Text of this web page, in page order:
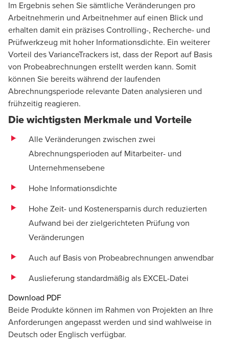
Im Ergebnis sehen Sie sämtliche Veränderungen pro
Arbeitnehmerin und Arbeitnehmer auf einen Blick und
erhalten damit ein präzises Controlling-, Recherche- und
Prüfwerkzeug mit hoher Informationsdichte. Ein weiterer
Vorteil des VarianceTrackers ist, dass der Report auf Basis
von Probeabrechnungen erstellt werden kann. Somit
können Sie bereits während der laufenden
Abrechnungsperiode relevante Daten analysieren und
frühzeitig reagieren.
Die wichtigsten Merkmale und Vorteile
Alle Veränderungen zwischen zwei
Abrechnungsperioden auf Mitarbeiter- und
Unternehmensebene
Hohe Informationsdichte
Hohe Zeit- und Kostenersparnis durch reduzierten
Aufwand bei der zielgerichteten Prüfung von
Veränderungen
Auch auf Basis von Probeabrechnungen anwendbar
Auslieferung standardmäßig als EXCEL-Datei
Download PDFOpens in a new window/tab
Beide Produkte können im Rahmen von Projekten an Ihre
Anforderungen angepasst werden und sind wahlweise in
Deutsch oder Englisch verfügbar.